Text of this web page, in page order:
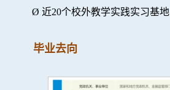
Ø 近20个校外教学实践实习基地
毕业去向